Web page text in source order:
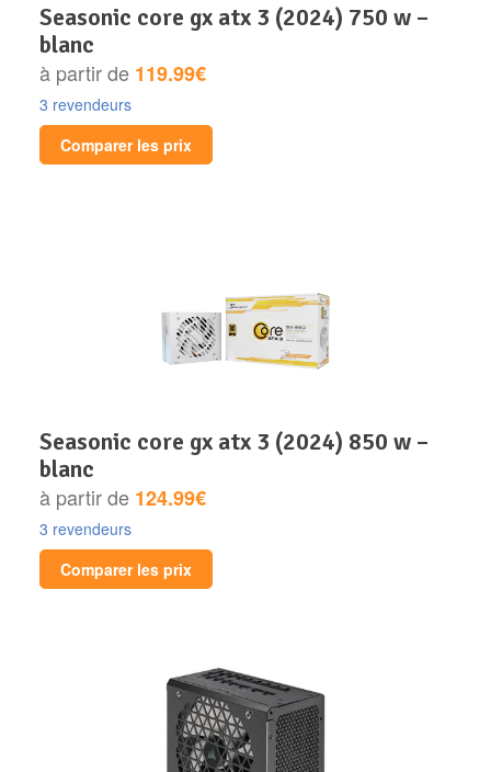
seasonic core gx atx 3 (2024) 750 w –
blanc
à partir de 119.99€
3 revendeurs
Comparer les prix
seasonic core gx atx 3 (2024) 850 w –
blanc
à partir de 124.99€
3 revendeurs
Comparer les prix